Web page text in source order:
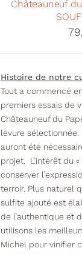
Châteauneuf
Histoire de notre
Tout a commencé
premiers essais de
Châteauneuf du
levure sélectionnée.
auront été
projet. L’intérêt du
conserver
terroir. Plus naturel
sulfite ajouté est
de l’authentique et
utilisons les
Michel pour vinifier